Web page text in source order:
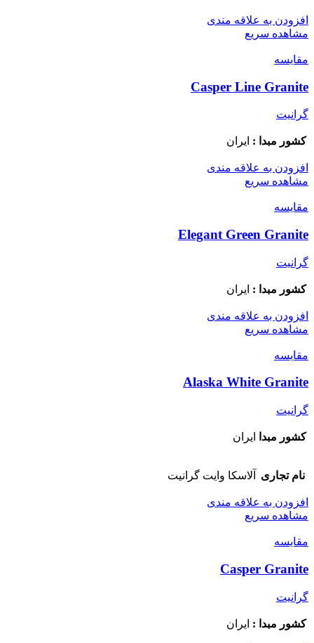
افزودن به علاقه مندی
مشاهده سریع
مقایسه
Casper Line Granite
گرانیت
کشور مبدا : ایران
افزودن به علاقه مندی
مشاهده سریع
مقایسه
Elegant Green Granite
گرانیت
کشور مبدا : ایران
افزودن به علاقه مندی
مشاهده سریع
مقایسه
Alaska White Granite
گرانیت
کشور مبدا ایران
نام تجاری آلاسکا وایت گرانیت
افزودن به علاقه مندی
مشاهده سریع
مقایسه
Casper Granite
گرانیت
کشور مبدا : ایران